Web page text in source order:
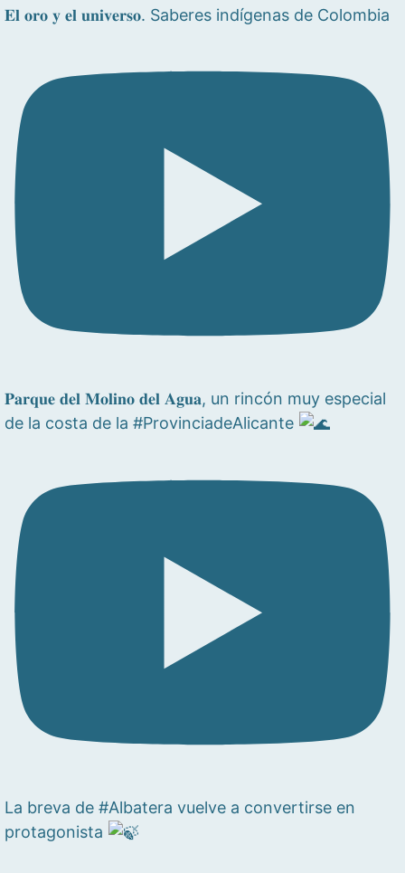
𝐄𝐥 𝐨𝐫𝐨 𝐲 𝐞𝐥 𝐮𝐧𝐢𝐯𝐞𝐫𝐬𝐨. Saberes indígenas de Colombia
𝐏𝐚𝐫𝐪𝐮𝐞 𝐝𝐞𝐥 𝐌𝐨𝐥𝐢𝐧𝐨 𝐝𝐞𝐥 𝐀𝐠𝐮𝐚, un rincón muy especial
de la costa de la #ProvinciadeAlicante
La breva de #Albatera vuelve a convertirse en
protagonista